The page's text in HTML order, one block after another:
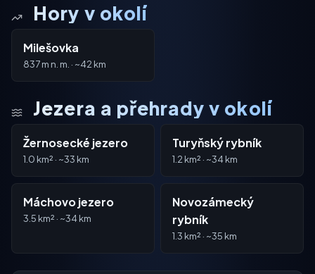
Hory v okolí
Milešovka
837 m n. m. · ~42 km
Jezera a přehrady v okolí
Žernosecké jezero
1.0 km² · ~33 km
Turyňský rybník
1.2 km² · ~34 km
Máchovo jezero
3.5 km² · ~34 km
Novozámecký
rybník
1.3 km² · ~35 km